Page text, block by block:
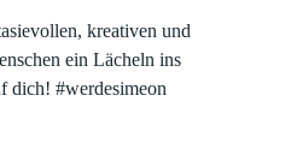
kreativen und
ein Lächeln ins
dich!#werdesimeon